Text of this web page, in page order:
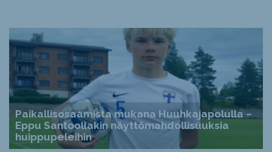
Paikallisosaamista mukana Huuhkajapolulla –
Eppu Santoollakin näyttömahdollisuuksia
huippupeleihin